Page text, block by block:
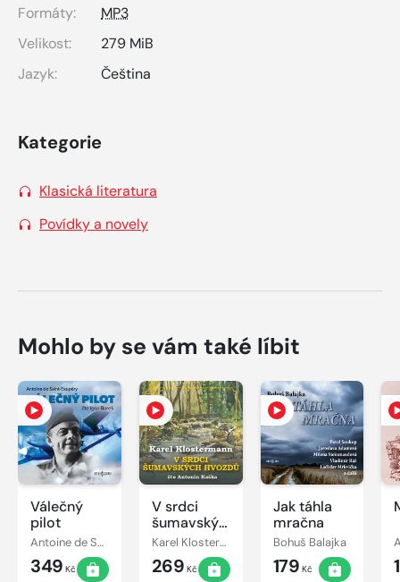
Formáty:
MP3
Velikost:
279 MiB
Jazyk:
Čeština
Kategorie
Klasická literatura
Povídky a novely
Mohlo by se vám také líbit
Válečný
pilot
Antoine de Saint-Exupéry
349 Kč
V srdci
šumavských
hvozdů
Karel Klostermann
269 Kč
Jak táhla
mračna
Bohuš Balajka
179 Kč